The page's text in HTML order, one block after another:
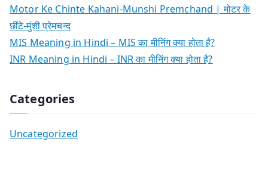
Motor Ke Chinte Kahani-Munshi Premchand | मोटर के
छींटे-मुंशी प्रेमचन्द
MIS Meaning in Hindi – MIS का मीनिंग क्या होता है?
INR Meaning in Hindi – INR का मीनिंग क्या होता है?
Categories
Uncategorized